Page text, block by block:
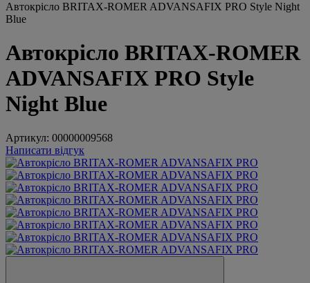
Автокрісло BRITAX-ROMER ADVANSAFIX PRO Style Night
Blue
Автокрісло BRITAX-ROMER
ADVANSAFIX PRO Style
Night Blue
Артикул: 00000009568
Написати відгук